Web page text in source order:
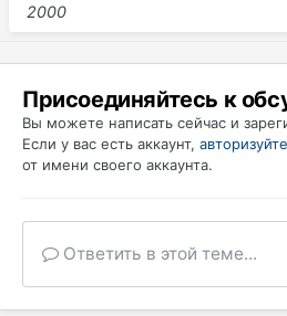
2000
Присоединяйтесь к
Вы можете написать сейчас и
Если у вас есть аккаунт,
от имени своего аккаунта.
Ответить в этой теме...